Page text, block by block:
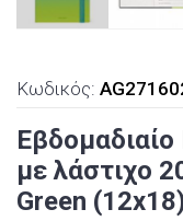
Κωδικός:
με λάστιχο
Green